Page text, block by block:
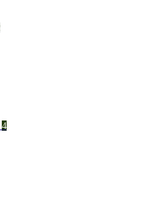
4